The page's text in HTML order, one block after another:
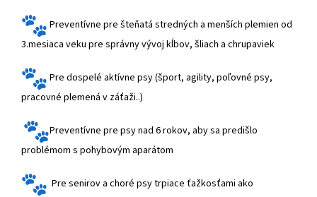
Preventívne pre šteňatá stredných a menších plemien od
3.mesiaca veku pre správny vývoj kĺbov, šliach a chrupaviek
Pre dospelé aktívne psy (šport, agility, poľovné psy,
pracovné plemená v záťaži..)
Preventívne pre psy nad 6 rokov, aby sa predišlo
problémom s pohybovým aparátom
Pre senirov a choré psy trpiace ťažkosťami ako